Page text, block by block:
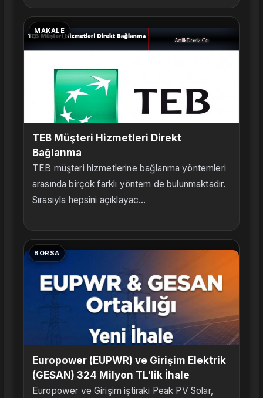
MAKALE
TEB Müşteri Hizmetleri Direkt
Bağlanma
TEB müşteri hizmetlerine bağlanma yöntemleri
arasında birçok farklı yöntem de bulunmaktadır.
Sırasıyla hepsini açıklayac...
BORSA
Europower (EUPWR) ve Girişim Elektrik
(GESAN) 324 Milyon TL'lik İhale
Europower ve Girişim iştiraki Peak PV Solar,